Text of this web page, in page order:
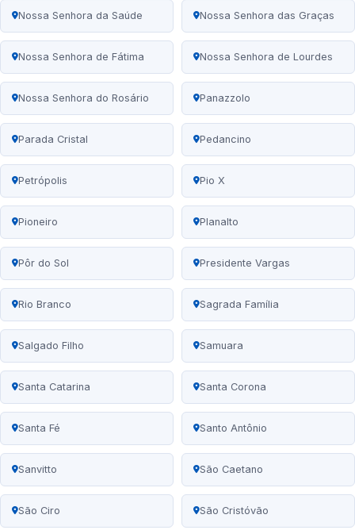
Nossa Senhora da Saúde Nossa Senhora das Graças
Nossa Senhora de Fátima Nossa Senhora de Lourdes
Nossa Senhora do Rosário Panazzolo
Parada Cristal Pedancino
Petrópolis Pio X
Pioneiro Planalto
Pôr do Sol Presidente Vargas
Rio Branco Sagrada Família
Salgado Filho Samuara
Santa Catarina Santa Corona
Santa Fé Santo Antônio
Sanvitto São Caetano
São Ciro São Cristóvão